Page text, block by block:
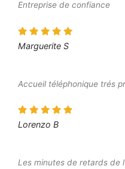
Entreprise de confiance
Marguerite S
Accueil téléphonique trés
Lorenzo B
Les minutes de retards de